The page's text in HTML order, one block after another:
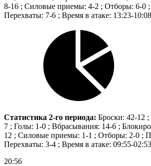
8-16 ; Силовые приемы: 4-2 ; Отборы: 6-0 ;
Перехваты: 7-6 ; Время в атаке: 13:23-
Статистика 2-го периода: Броски: 42-12 ;
7 ; Голы: 1-0 ; Вбрасывания: 14-6 ;
12 ; Силовые приемы: 1-1 ; Отборы: 2-0 ;
Перехваты: 3-4 ; Время в атаке: 09:55-
20:56